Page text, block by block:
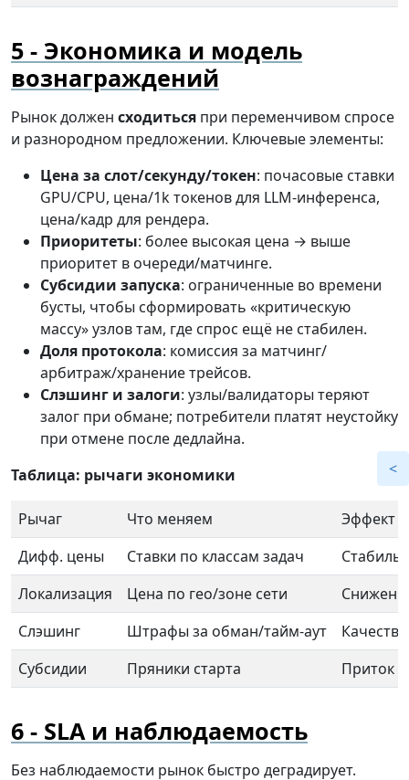
Экономика и модель
вознаграждений
Рынок должен сходиться при переменчивом спросе
и разнородном предложении. Ключевые элементы:
Цена за слот/секунду/токен: почасовые ставки
GPU/CPU, цена/1k токенов для LLM-инференса,
цена/кадр для рендера.
Приоритеты: более высокая цена → выше
приоритет в очереди/матчинге.
Субсидии запуска: ограниченные во времени
бусты, чтобы сформировать «критическую
массу» узлов там, где спрос ещё не стабилен.
Доля протокола: комиссия за матчинг/
арбитраж/хранение трейсов.
Слэшинг и залоги: узлы/валидаторы теряют
залог при обмане; потребители платят неустойку
при отмене после дедлайна.
Таблица: рычаги экономики
Рычаг Что меняем
Эффект
Дифф. цены
Ставки по классам задач
Локализация
Цена по гео/зоне сети
Слэшинг
Штрафы за обман/тайм-аут
Качество
Субсидии
Пряники старта Приток
SLA и наблюдаемость
Без наблюдаемости рынок быстро деградирует.